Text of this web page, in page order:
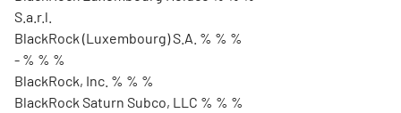
S.a.r.l.
BlackRock (Luxembourg) S.A. % % %
- % % %
BlackRock, Inc. % % %
BlackRock Saturn Subco, LLC % % %